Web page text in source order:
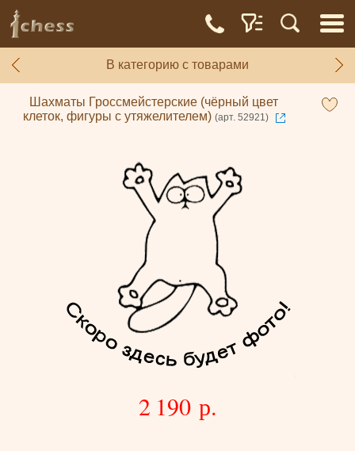
В категорию с товарами
Шахматы Гроссмейстерские (чёрный цвет
клеток, фигуры с утяжелителем) (арт. 52921)
2 190 р.